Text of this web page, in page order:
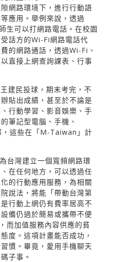
網路環境下，進行行動語
應用。舉例來說，透過
生可以打網路電話。在校園
話方的Wi-Fi網路電話代
的網路通話，透過Wi-Fi、
直接上網查詢課表、行事
建民投球，期末考完，不
貼出成績，甚至於不論是
行動學習、影音娛樂、手
筆記型電腦、手機、
，這些在「M-Taiwan」計
台灣建立一個寬頻網路環
在任何地方，可以透過任
的行動應用服務，為相關
說法，將能「帶動台灣第
行動上網仍有費率居高不
備仍過於簡易或攜帶不便
而加值服務內容供應的貧
度。這項計畫能否成功，
慣。畢竟，愛用手機聊天
子事。